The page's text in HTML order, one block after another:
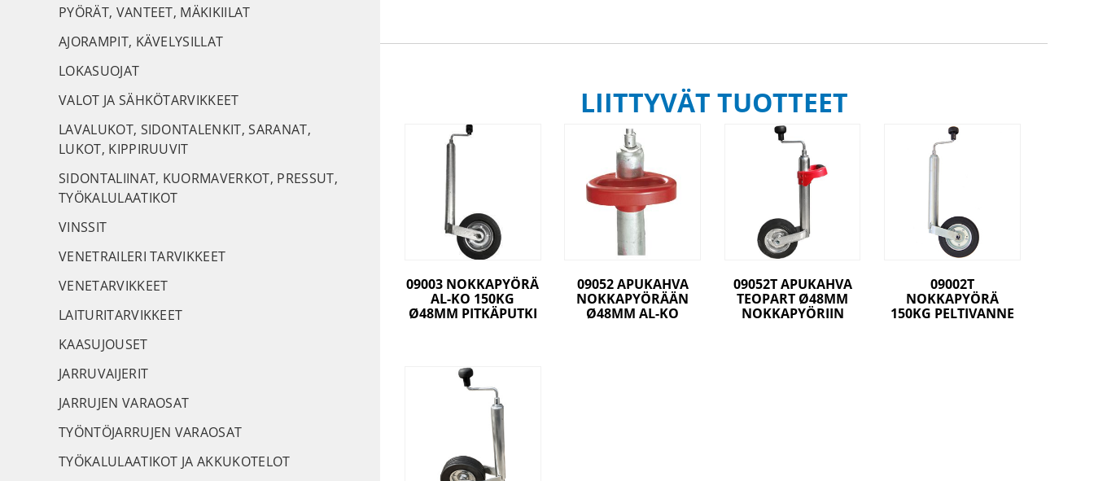
LIITTYVÄT TUOTTEET
09003 NOKKAPYÖRÄ
AL-KO 150KG
Ø48MM PITKÄPUTKI
09052 APUKAHVA
NOKKAPYÖRÄÄN
Ø48MM AL-KO
09052T APUKAHVA
TEOPART Ø48MM
NOKKAPYÖRIIN
09002T
NOKKAPYÖRÄ
150KG PELTIVANNE
PYÖRÄT, VANTEET, MÄKIKIILAT
AJORAMPIT, KÄVELYSILLAT
LOKASUOJAT
VALOT JA SÄHKÖTARVIKKEET
LAVALUKOT, SIDONTALENKIT, SARANAT,
LUKOT, KIPPIRUUVIT
SIDONTALIINAT, KUORMAVERKOT, PRESSUT,
TYÖKALULAATIKOT
VINSSIT
VENETRAILERI TARVIKKEET
VENETARVIKKEET
LAITURITARVIKKEET
KAASUJOUSET
JARRUVAIJERIT
JARRUJEN VARAOSAT
TYÖNTÖJARRUJEN VARAOSAT
TYÖKALULAATIKOT JA AKKUKOTELOT